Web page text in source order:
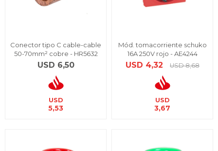
Conector tipo C cable-cable
50-70mm² cobre - HR5632
USD 6,50
USD
5,53
Mód. tomacorriente schuko
16A 250V rojo - AE4244
USD 4,32 USD 8,68
USD
3,67